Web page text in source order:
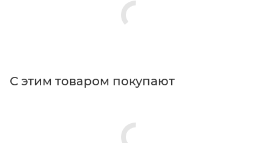
С этим товаром покупают